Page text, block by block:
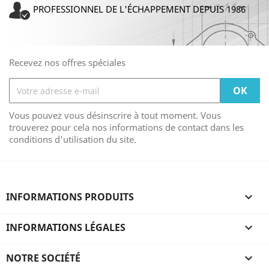
PROFESSIONNEL DE L'ÉCHAPPEMENT DEPUIS 1986
Recevez nos offres spéciales
Vous pouvez vous désinscrire à tout moment. Vous
trouverez pour cela nos informations de contact dans les
conditions d'utilisation du site.
INFORMATIONS PRODUITS 
INFORMATIONS LÉGALES 
NOTRE SOCIÉTÉ 